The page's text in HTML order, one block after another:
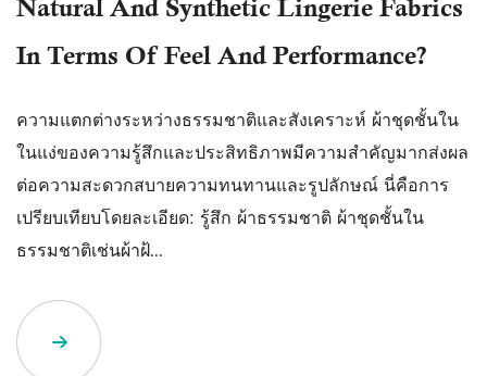
Natural And Synthetic Lingerie Fabrics
In Terms Of Feel And Performance?
ความแตกต่างระหว่างธรรมชาติและสังเคราะห์ ผ้าชุดชั้นใน
ในแง่ของความรู้สึกและประสิทธิภาพมีความสำคัญมากส่งผล
ต่อความสะดวกสบายความทนทานและรูปลักษณ์ นี่คือการ
เปรียบเทียบโดยละเอียด: รู้สึก ผ้าธรรมชาติ ผ้าชุดชั้นใน
ธรรมชาติเช่นผ้าฝ้...